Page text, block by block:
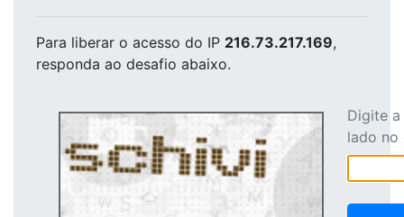
Para liberar o acesso do IP 216.73.217.169,
responda ao desafio abaixo.
Digite
lado no